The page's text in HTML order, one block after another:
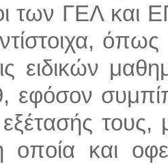
των ΓΕΛ και
ειδικών
εφόσον
και